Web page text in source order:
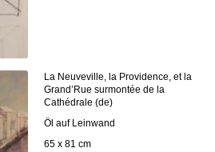
La Neuveville, la Providence, et la
Grand’Rue surmontée de la
Cathédrale (de)
Öl auf Leinwand
65 x 81 cm